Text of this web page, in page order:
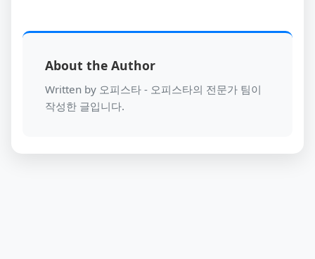
About the Author
Written by 오피스타 - 오피스타의 전문가 팀이
작성한 글입니다.